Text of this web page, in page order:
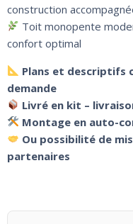
construction
Toit monopente
confort optimal
Plans et descriptifs
demande
Livré en kit –
Montage en auto-
Ou possibilité de
partenaires